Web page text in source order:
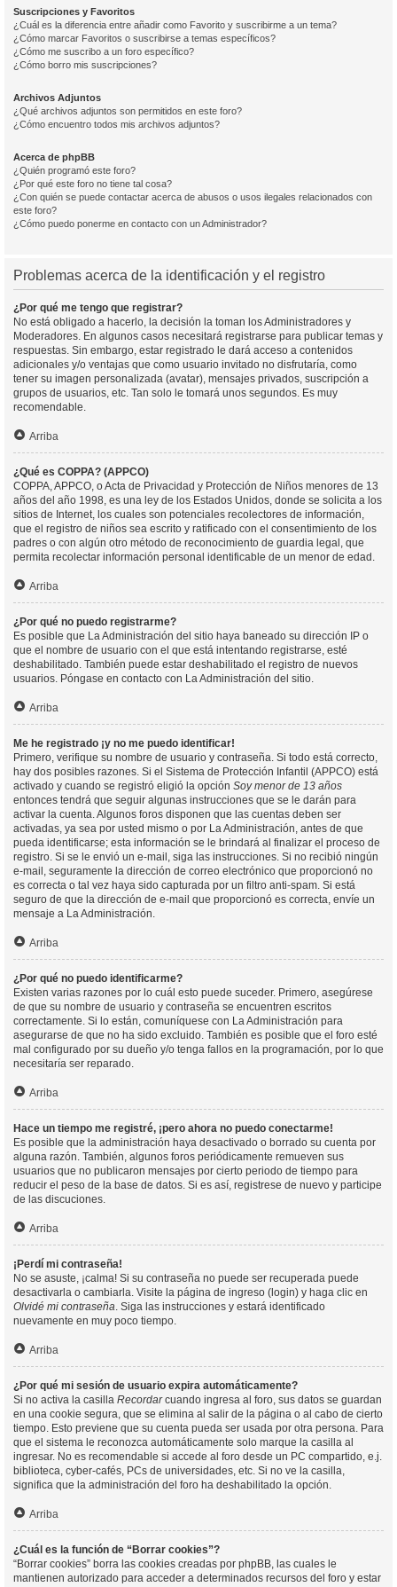
Suscripciones y Favoritos
¿Cuál es la diferencia entre añadir como Favorito y suscribirme a un tema?
¿Cómo marcar Favoritos o suscribirse a temas específicos?
¿Cómo me suscribo a un foro específico?
¿Cómo borro mis suscripciones?
Archivos Adjuntos
¿Qué archivos adjuntos son permitidos en este foro?
¿Cómo encuentro todos mis archivos adjuntos?
Acerca de phpBB
¿Quién programó este foro?
¿Por qué este foro no tiene tal cosa?
¿Con quién se puede contactar acerca de abusos o usos ilegales relacionados con
este foro?
¿Cómo puedo ponerme en contacto con un Administrador?
Problemas acerca de la identificación y el registro
¿Por qué me tengo que registrar?
No está obligado a hacerlo, la decisión la toman los Administradores y
Moderadores. En algunos casos necesitará registrarse para publicar temas y
respuestas. Sin embargo, estar registrado le dará acceso a contenidos
adicionales y/o ventajas que como usuario invitado no disfrutaría, como
tener su imagen personalizada (avatar), mensajes privados, suscripción a
grupos de usuarios, etc. Tan solo le tomará unos segundos. Es muy
recomendable.
Arriba
¿Qué es COPPA? (APPCO)
COPPA, APPCO, o Acta de Privacidad y Protección de Niños menores de 13
años del año 1998, es una ley de los Estados Unidos, donde se solicita a los
sitios de Internet, los cuales son potenciales recolectores de información,
que el registro de niños sea escrito y ratificado con el consentimiento de los
padres o con algún otro método de reconocimiento de guardia legal, que
permita recolectar información personal identificable de un menor de edad.
Arriba
¿Por qué no puedo registrarme?
Es posible que La Administración del sitio haya baneado su dirección IP o
que el nombre de usuario con el que está intentando registrarse, esté
deshabilitado. También puede estar deshabilitado el registro de nuevos
usuarios. Póngase en contacto con La Administración del sitio.
Arriba
Me he registrado ¡y no me puedo identificar!
Primero, verifique su nombre de usuario y contraseña. Si todo está correcto,
hay dos posibles razones. Si el Sistema de Protección Infantil (APPCO) está
activado y cuando se registró eligió la opción Soy menor de 13 años
entonces tendrá que seguir algunas instrucciones que se le darán para
activar la cuenta. Algunos foros disponen que las cuentas deben ser
activadas, ya sea por usted mismo o por La Administración, antes de que
pueda identificarse; esta información se le brindará al finalizar el proceso de
registro. Si se le envió un e-mail, siga las instrucciones. Si no recibió ningún
e-mail, seguramente la dirección de correo electrónico que proporcionó no
es correcta o tal vez haya sido capturada por un filtro anti-spam. Si está
seguro de que la dirección de e-mail que proporcionó es correcta, envíe un
mensaje a La Administración.
Arriba
¿Por qué no puedo identificarme?
Existen varias razones por lo cuál esto puede suceder. Primero, asegúrese
de que su nombre de usuario y contraseña se encuentren escritos
correctamente. Si lo están, comuníquese con La Administración para
asegurarse de que no ha sido excluido. También es posible que el foro esté
mal configurado por su dueño y/o tenga fallos en la programación, por lo que
necesitaría ser reparado.
Arriba
Hace un tiempo me registré, ¡pero ahora no puedo conectarme!
Es posible que la administración haya desactivado o borrado su cuenta por
alguna razón. También, algunos foros periódicamente remueven sus
usuarios que no publicaron mensajes por cierto periodo de tiempo para
reducir el peso de la base de datos. Si es así, registrese de nuevo y participe
de las discuciones.
Arriba
¡Perdí mi contraseña!
No se asuste, ¡calma! Si su contraseña no puede ser recuperada puede
desactivarla o cambiarla. Visite la página de ingreso (login) y haga clic en
Olvidé mi contraseña. Siga las instrucciones y estará identificado
nuevamente en muy poco tiempo.
Arriba
¿Por qué mi sesión de usuario expira automáticamente?
Si no activa la casilla Recordarcuando ingresa al foro, sus datos se guardan
en una cookie segura, que se elimina al salir de la página o al cabo de cierto
tiempo. Esto previene que su cuenta pueda ser usada por otra persona. Para
que el sistema le reconozca automáticamente solo marque la casilla al
ingresar. No es recomendable si accede al foro desde un PC compartido, e.j.
biblioteca, cyber-cafés, PCs de universidades, etc. Si no ve la casilla,
significa que la administración del foro ha deshabilitado la opción.
Arriba
¿Cuál es la función de “Borrar cookies”?
“Borrar cookies” borra las cookies creadas por phpBB, las cuales le
mantienen autorizado para acceder a determinados recursos del foro y estar